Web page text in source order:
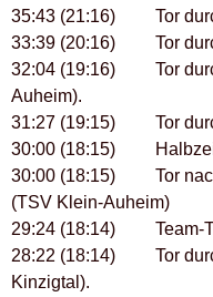
35:43 (21:16) Tor
33:39 (20:16) Tor
32:04 (19:16) Tor
Auheim).
31:27 (19:15) Tor
30:00 (18:15)
30:00 (18:15) Tor nach
(TSV Klein-Auheim)
29:24 (18:14) Team-
28:22 (18:14) Tor
Kinzigtal).